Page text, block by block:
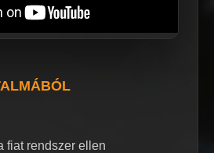
fiat rendszer ellen